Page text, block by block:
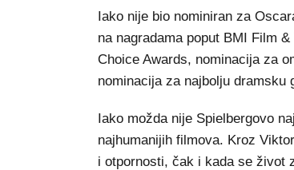
Iako nije bio nominiran za
na nagradama poput BMI Film
Choice Awards, nominacija za
nominacija za najbolju dramsku
Iako možda nije Spielbergovo
najhumanijih filmova. Kroz
i otpornosti, čak i kada se život